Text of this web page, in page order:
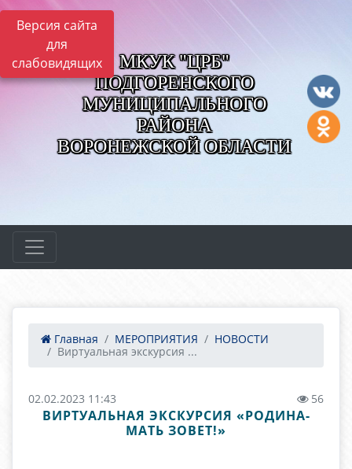
Версия сайта
для
слабовидящих
МКУК "ЦРБ"
ПОДГОРЕНСКОГО
МУНИЦИПАЛЬНОГО
РАЙОНА
ВОРОНЕЖСКОЙ ОБЛАСТИ
Главная МЕРОПРИЯТИЯ
НОВОСТИ
Виртуальная экскурсия ...
02.02.2023 11:43 56
ВИРТУАЛЬНАЯ ЭКСКУРСИЯ «РОДИНА-
МАТЬ ЗОВЕТ!»